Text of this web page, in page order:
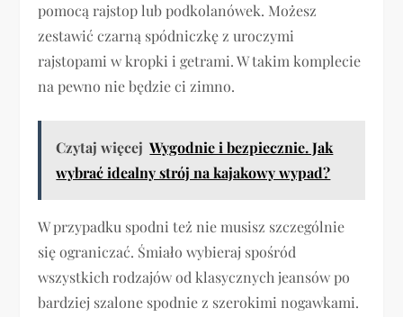
pomocą rajstop lub podkolanówek. Możesz
zestawić czarną spódniczkę z uroczymi
rajstopami w kropki i getrami. W takim komplecie
na pewno nie będzie ci zimno.
Czytaj więcej Wygodnie i bezpiecznie. Jak
wybrać idealny strój na kajakowy wypad?
W przypadku spodni też nie musisz szczególnie
się ograniczać. Śmiało wybieraj spośród
wszystkich rodzajów od klasycznych jeansów po
bardziej szalone spodnie z szerokimi nogawkami.